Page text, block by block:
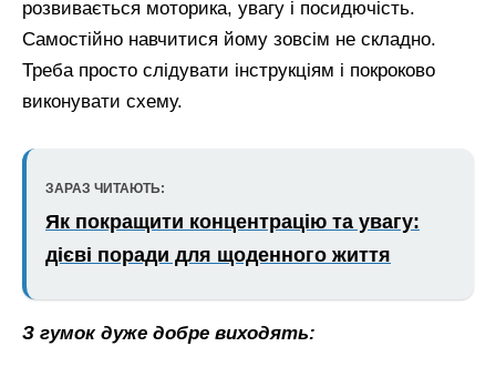
розвивається моторика, увагу і посидючість.
Самостійно навчитися йому зовсім не складно.
Треба просто слідувати інструкціям і покроково
виконувати схему.
ЗАРАЗ ЧИТАЮТЬ:
Як покращити концентрацію та увагу:
дієві поради для щоденного життя
З гумок дуже добре виходять: